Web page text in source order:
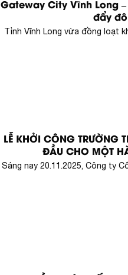
Gateway City Vĩnh Long
đẩy
Tỉnh Vĩnh Long vừa đồng loạt
LỄ KHỞI CÔNG TRƯỜNG
ĐẦU CHO MỘT
Sáng nay 20.11.2025, Công ty